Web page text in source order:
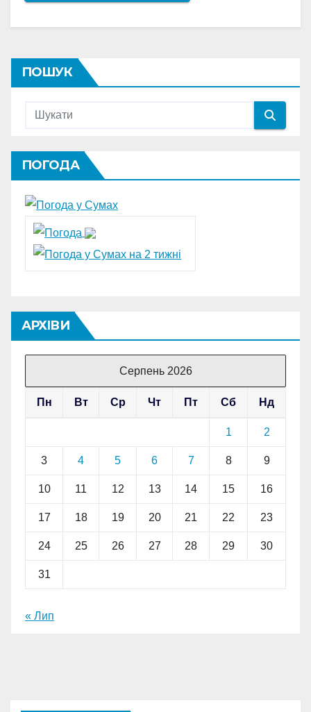
ПОШУК
ПОГОДА
АРХІВИ
Серпень 2026
Пн Вт Ср Чт Пт Сб Нд
1 2
3 4 5 6 7 8 9
10 11 12 13 14 15 16
17 18 19 20 21 22 23
24 25 26 27 28 29 30
31
« Лип